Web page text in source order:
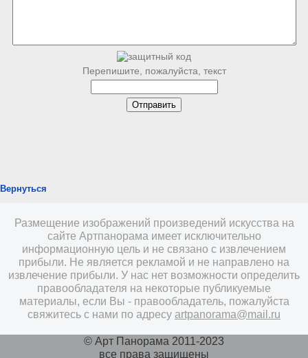
Перепишите, пожалуйста, текст
Вернуться
Размещение изображений произведений искусства на
сайте Артпанорама имеет исключительно
информационную цель и не связано с извлечением
прибыли. Не является рекламой и не направлено на
извлечение прибыли. У нас нет возможности определить
правообладателя на некоторые публикуемые
материалы, если Вы - правообладатель, пожалуйста
свяжитесь с нами по адресу artpanorama@mail.ru
© Арт Панорама 2011-2023
все права защищены